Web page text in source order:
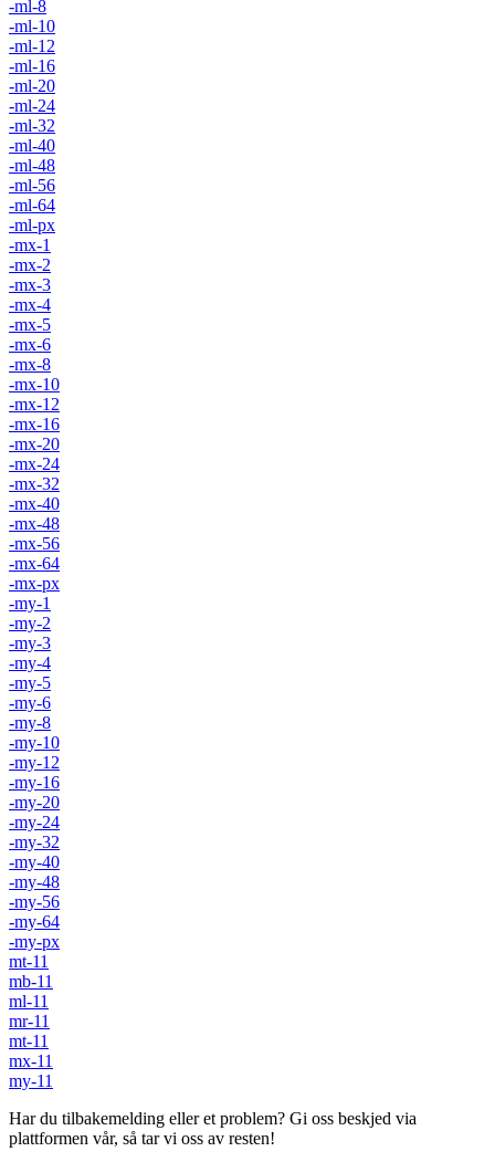
-ml-8
-ml-10
-ml-12
-ml-16
-ml-20
-ml-24
-ml-32
-ml-40
-ml-48
-ml-56
-ml-64
-ml-px
-mx-1
-mx-2
-mx-3
-mx-4
-mx-5
-mx-6
-mx-8
-mx-10
-mx-12
-mx-16
-mx-20
-mx-24
-mx-32
-mx-40
-mx-48
-mx-56
-mx-64
-mx-px
-my-1
-my-2
-my-3
-my-4
-my-5
-my-6
-my-8
-my-10
-my-12
-my-16
-my-20
-my-24
-my-32
-my-40
-my-48
-my-56
-my-64
-my-px
mt-11
mb-11
ml-11
mr-11
mt-11
mx-11
my-11
Har du tilbakemelding eller et problem? Gi oss beskjed via
plattformen vår, så tar vi oss av resten!